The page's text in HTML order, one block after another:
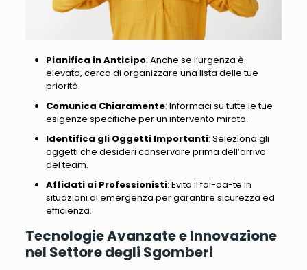
Pianifica in Anticipo: Anche se l’urgenza è
elevata, cerca di organizzare una lista delle tue
priorità.
Comunica Chiaramente: Informaci su tutte le tue
esigenze specifiche per un intervento mirato.
Identifica gli Oggetti Importanti: Seleziona gli
oggetti che desideri conservare prima dell’arrivo
del team.
Affidati ai Professionisti: Evita il fai-da-te in
situazioni di emergenza per garantire sicurezza ed
efficienza.
Tecnologie Avanzate e Innovazione
nel Settore degli Sgomberi